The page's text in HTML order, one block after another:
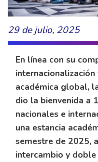
29 de julio, 2025
En línea con su
académica global,
dio la bienvenida a
nacionales e
una estancia
semestre de 2025,
intercambio y